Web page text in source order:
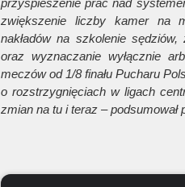
przyspieszenie prac nad
zwiększenie liczby kamer na
nakładów na szkolenie
oraz wyznaczanie wyłącznie
meczów od 1/8 finału Pucharu
o rozstrzygnięciach w ligach
zmian na tu i teraz – podsumował